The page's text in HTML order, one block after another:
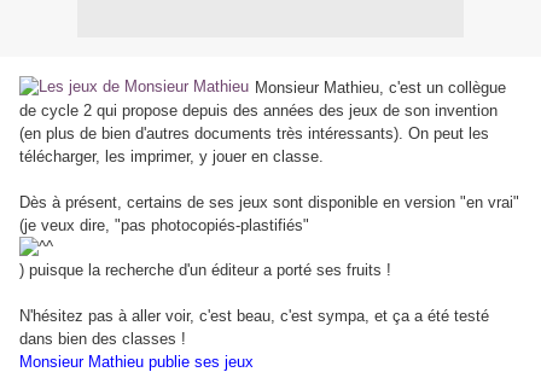
Monsieur Mathieu, c'est un collègue
de cycle 2 qui propose depuis des années des jeux de son invention
(en plus de bien d'autres documents très intéressants). On peut les
télécharger, les imprimer, y jouer en classe.
Dès à présent, certains de ses jeux sont disponible en version "en vrai"
(je veux dire, "pas photocopiés-plastifiés"
) puisque la recherche d'un éditeur a porté ses fruits !
N'hésitez pas à aller voir, c'est beau, c'est sympa, et ça a été testé
dans bien des classes !
Monsieur Mathieu publie ses jeux